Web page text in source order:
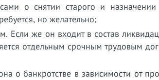
о снятии старого и назначении
но желательно;
Если же он входит в состав
отдельным срочным трудовым
о банкротстве в зависимости от